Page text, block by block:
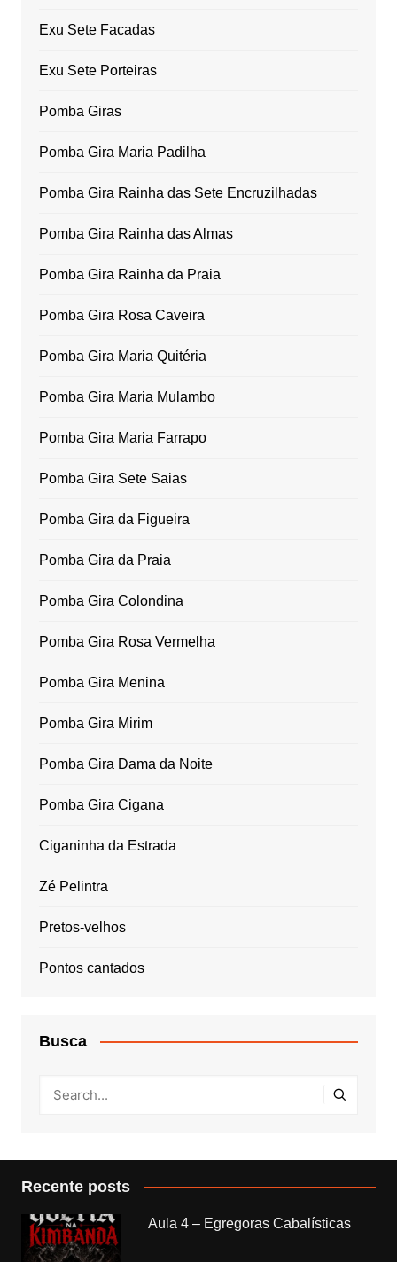
Exu Sete Facadas
Exu Sete Porteiras
Pomba Giras
Pomba Gira Maria Padilha
Pomba Gira Rainha das Sete Encruzilhadas
Pomba Gira Rainha das Almas
Pomba Gira Rainha da Praia
Pomba Gira Rosa Caveira
Pomba Gira Maria Quitéria
Pomba Gira Maria Mulambo
Pomba Gira Maria Farrapo
Pomba Gira Sete Saias
Pomba Gira da Figueira
Pomba Gira da Praia
Pomba Gira Colondina
Pomba Gira Rosa Vermelha
Pomba Gira Menina
Pomba Gira Mirim
Pomba Gira Dama da Noite
Pomba Gira Cigana
Ciganinha da Estrada
Zé Pelintra
Pretos-velhos
Pontos cantados
Busca
Recente posts
Aula 4 – Egregoras Cabalísticas